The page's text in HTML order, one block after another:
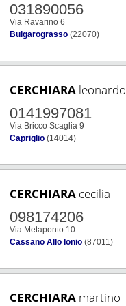
031890056
Via Ravarino 6
Bulgarograsso (22070)
CERCHIARA leonardo
0141997081
Via Bricco Scaglia 9
Capriglio (14014)
CERCHIARA cecilia
098174206
Via Metaponto 10
Cassano Allo Ionio (87011)
CERCHIARA martino